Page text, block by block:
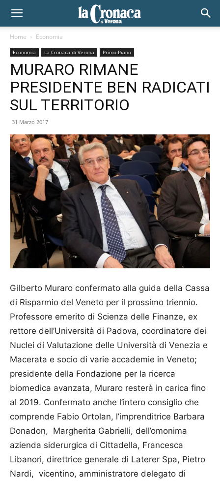
Home Economia
Economia La Cronaca di Verona Primo Piano
MURARO RIMANE
PRESIDENTE BEN RADICATI
SUL TERRITORIO
31 Marzo 2017
Gilberto Muraro confermato alla guida della Cassa
di Risparmio del Veneto per il prossimo triennio.
Professore emerito di Scien­za delle Finanze, ex
rettore dell’Università di Padova, coordinatore dei
Nuclei di Valutazione delle Università di Venezia e
Macerata e socio di varie accademie in Veneto;
presidente della Fondazione per la ricerca
biomedica avanzata, Muraro resterà in carica fino
al 2019. Confermato anche l’intero consiglio che
comprende Fabio Ortolan, l’imprenditrice Barbara
Donadon, Marghe­rita Gabrielli, dell’omonima
azienda siderurgica di Cittadella, Fran­cesca
Libanori, direttrice generale di Laterer Spa, Pietro
Nardi, vicentino, amministratore delegato di